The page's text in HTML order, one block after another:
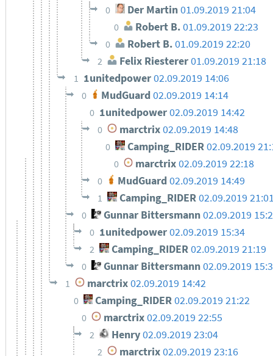
0 Der Martin01.09.2019 21:04
0 Robert B.01.09.2019 22:23
0 Robert B.01.09.2019 22:20
2 Felix Riesterer01.09.2019 21:18
1 1unitedpower02.09.2019 14:06
0 MudGuard 02.09.2019 14:14
0 1unitedpower02.09.2019 14:42
0 marctrix02.09.2019 14:48
0 Camping_RIDER02.09.2019
0 marctrix02.09.2019 22:18
0 MudGuard 02.09.2019 14:49
1 Camping_RIDER02.09.2019
0 Gunnar Bittersmann 02.09.2019
0 1unitedpower02.09.2019 15:34
2 Camping_RIDER02.09.2019 21:19
0 Gunnar Bittersmann 02.09.2019
1 marctrix02.09.2019 14:42
0 Camping_RIDER02.09.2019 21:22
0 marctrix 02.09.2019 22:55
2 Henry02.09.2019 23:04
2 marctrix02.09.2019 23:16